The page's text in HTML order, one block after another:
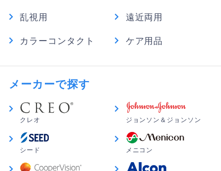
乱視用 遠近両用
カラーコンタクト ケア用品
メーカーで探す
クレオ ジョンソン＆ジョンソン
シード メニコン